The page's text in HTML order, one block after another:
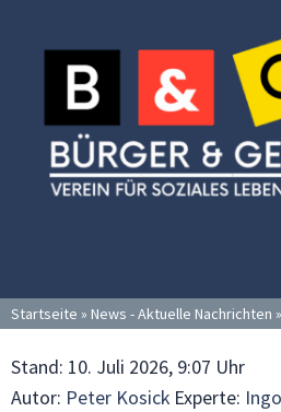
Inhalt
springen
Startseite » News - Aktuelle Nachrichten »
Stand: 10. Juli 2026, 9:07 Uhr
Autor: Peter Kosick Experte: